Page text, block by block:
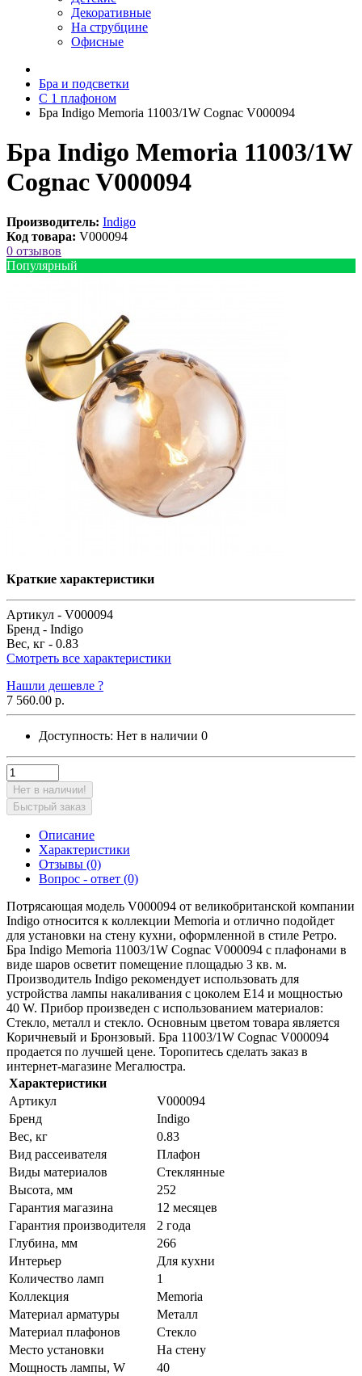
Декоративные
На струбцине
Офисные
Бра и подсветки
С 1 плафоном
Бра Indigo Memoria 11003/1W Cognac V000094
Бра Indigo Memoria 11003/1W
Cognac V000094
Производитель: Indigo
Код товара: V000094
0 отзывов
Популярный
Краткие характеристики
Артикул - V000094
Бренд - Indigo
Вес, кг - 0.83
Смотреть все характеристики
Нашли дешевле ?
7 560.00 р.
Доступность: Нет в наличии 0
Нет в наличии!
Быстрый заказ
Описание
Характеристики
Отзывы (0)
Вопрос - ответ (0)
Потрясающая модель V000094 от великобританской компании
Indigo относится к коллекции Memoria и отлично подойдет
для установки на стену кухни, оформленной в стиле Ретро.
Бра Indigo Memoria 11003/1W Cognac V000094 с плафонами в
виде шаров осветит помещение площадью 3 кв. м.
Производитель Indigo рекомендует использовать для
устройства лампы накаливания с цоколем E14 и мощностью
40 W. Прибор произведен с использованием материалов:
Стекло, металл и стекло. Основным цветом товара является
Коричневый и Бронзовый. Бра 11003/1W Cognac V000094
продается по лучшей цене. Торопитесь сделать заказ в
интернет-магазине Мегалюстра.
Характеристики
Артикул
V000094
Бренд
Indigo
Вес, кг
0.83
Вид рассеивателя
Плафон
Виды материалов
Стеклянные
Высота, мм
252
Гарантия магазина
12 месяцев
Гарантия производителя
2 года
Глубина, мм
266
Интерьер
Для кухни
Количество ламп
1
Коллекция
Memoria
Материал арматуры
Металл
Материал плафонов
Стекло
Место установки
На стену
Мощность лампы, W
40